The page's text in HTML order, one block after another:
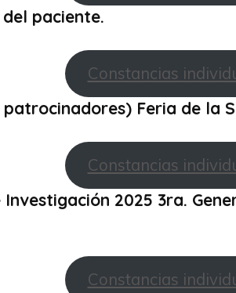
paciente.
Constancias
Feria de la
Constancias
2025 3ra.
Constancias